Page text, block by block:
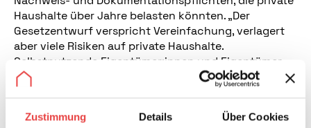
Zustimmung Details Über Cookies
Haushalte über Jahre belasten könnten. „Der
Gesetzentwurf verspricht Vereinfachung, verlagert
aber viele Risiken auf private Haushalte.
Selbstnutzende Eigentümer:innen und Eigentümer
brauchen klare, Rahmenbedingungen statt
zusätzlicher Unsicherheiten bei Energieträgern,
Fork-Weigel.